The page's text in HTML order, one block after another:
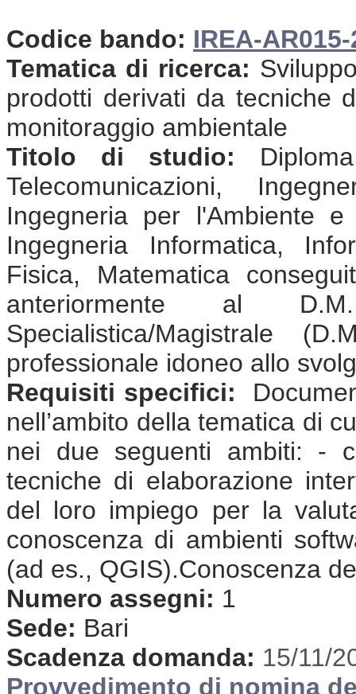
Codice bando: IREA-
Tematica di ricerca:
prodotti derivati da tecniche
monitoraggio ambientale
Titolo di studio:
Telecomunicazioni,
Ingegneria per l'Ambiente
Ingegneria Informatica,
Fisica, Matematica
anteriormente al
Specialistica/Magistrale
professionale idoneo allo
Requisiti specifici:
nell’ambito della tematica di
nei due seguenti ambiti: -
tecniche di elaborazione
del loro impiego per la
conoscenza di ambienti
(ad es., QGIS).Conoscenza
Numero assegni: 1
Sede: Bari
Scadenza domanda: 15/11/
Provvedimento di nomina